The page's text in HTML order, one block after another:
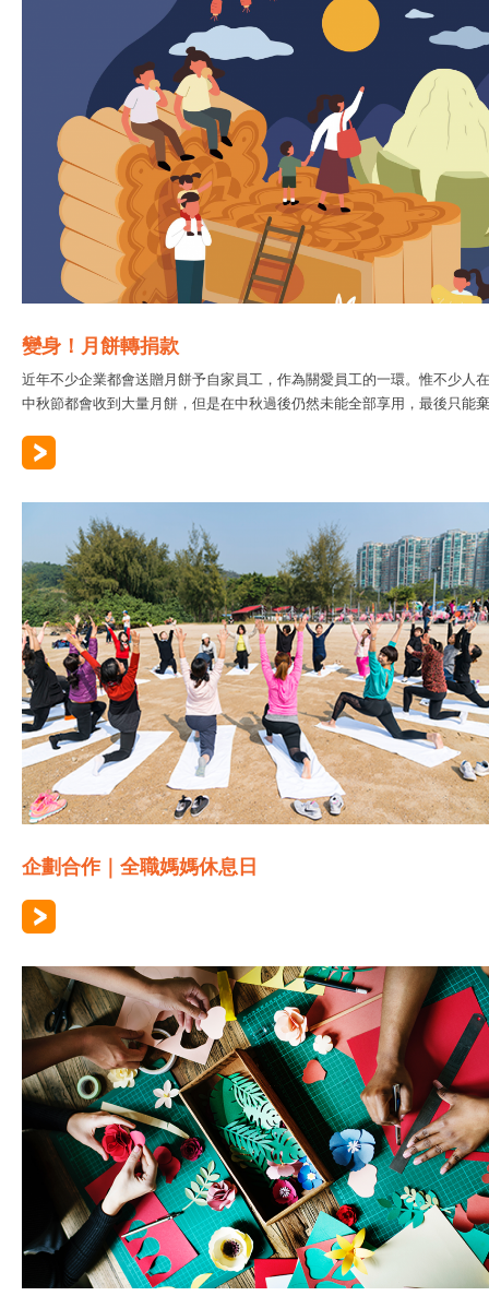
變身！月餅轉捐款
近年不少企業都會送贈月餅予自家員工，作為關愛員工的一環。惟不少人在
中秋節都會收到大量月餅，但是在中秋過後仍然未能全部享用，最後只能
企劃合作｜全職媽媽休息日